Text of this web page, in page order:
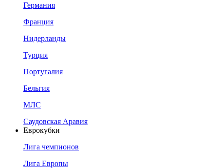
Германия
Франция
Нидерланды
Турция
Португалия
Бельгия
МЛС
Саудовская Аравия
Еврокубки
Лига чемпионов
Лига Европы